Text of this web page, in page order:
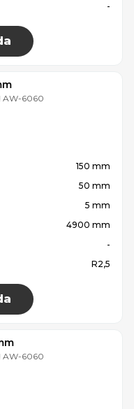
-
AW-6060
150 mm
50 mm
5 mm
4900 mm
-
R2,5
AW-6060